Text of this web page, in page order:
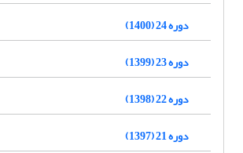
دوره 24 (1400)
دوره 23 (1399)
دوره 22 (1398)
دوره 21 (1397)